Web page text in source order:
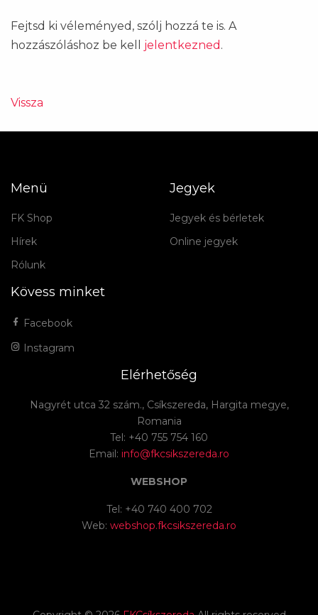
Fejtsd ki véleményed, szólj hozzá te is. A
hozzászóláshoz be kell jelentkezned .
Vissza
Menü
FK Shop
Hírek
Rólunk
Jegyek
Jegyek és bérletek
Online jegyek
Kövess minket
Facebook
Instagram
Elérhetőség
Nagyrét utca 32 szám., Csíkszereda, Hargita megye,
Romania
Tel: +40 755 754 160
Email: info@fkcsikszereda.ro
WEBSHOP
Tel: +40 740 400 702
Web: webshop.fkcsikszereda.ro